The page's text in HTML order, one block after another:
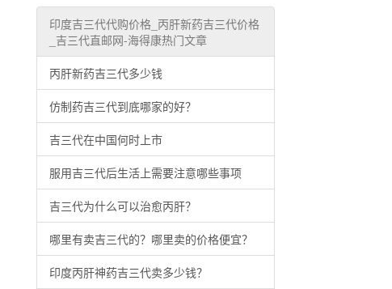
印度吉三代代购价格_丙肝新药吉三代价格
_吉三代直邮网-海得康热门文章
丙肝新药吉三代多少钱
仿制药吉三代到底哪家的好？
吉三代在中国何时上市
服用吉三代后生活上需要注意哪些事项
吉三代为什么可以治愈丙肝？
哪里有卖吉三代的？哪里卖的价格便宜？
印度丙肝神药吉三代卖多少钱？